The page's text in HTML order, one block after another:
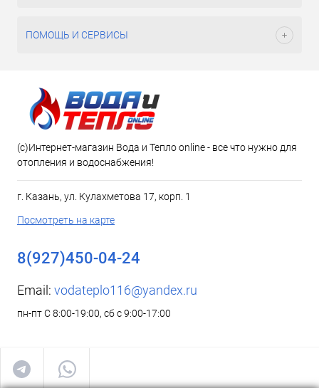
ПОМОЩЬ И СЕРВИСЫ
(c)Интернет-магазин Вода и Тепло online - все что нужно для
отопления и водоснабжения!
г. Казань, ул. Кулахметова 17, корп. 1
Посмотреть на карте
8(927)450-04-24
Email: vodateplo116@yandex.ru
пн-пт С 8:00-19:00, сб с 9:00-17:00